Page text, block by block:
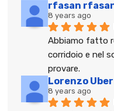
rfasan
8 years ago
Abbiamo fatto
corridoio e nel
provare.
Lorenzo
8 years ago